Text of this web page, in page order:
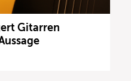
Gitarren